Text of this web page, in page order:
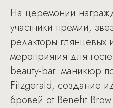
На церемонии
участники премии,
редакторы
мероприятия для
beauty-bar: маникюр
Fitzgerald, создание
бровей от Benefit Brow